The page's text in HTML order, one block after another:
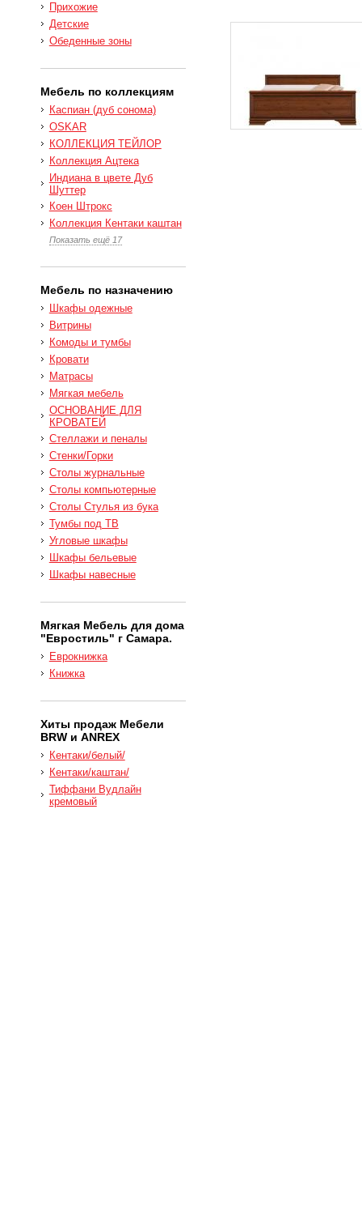
Прихожие
Детские
Обеденные зоны
Мебель по коллекциям
Каспиан (дуб сонома)
OSKAR
КОЛЛЕКЦИЯ ТЕЙЛОР
Коллекция Ацтека
Индиана в цвете Дуб
Шуттер
Коен Штрокс
Коллекция Кентаки каштан
Показать ещё 17
Мебель по назначению
Шкафы одежные
Витрины
Комоды и тумбы
Кровати
Матрасы
Мягкая мебель
ОСНОВАНИЕ ДЛЯ
КРОВАТЕЙ
Стеллажи и пеналы
Стенки/Горки
Столы журнальные
Столы компьютерные
Столы Стулья из бука
Тумбы под ТВ
Угловые шкафы
Шкафы бельевые
Шкафы навесные
Мягкая Мебель для дома
"Евростиль" г Самара.
Еврокнижка
Книжка
Хиты продаж Мебели
BRW и ANREX
Кентаки/белый/
Кентаки/каштан/
Тиффани Вудлайн
кремовый